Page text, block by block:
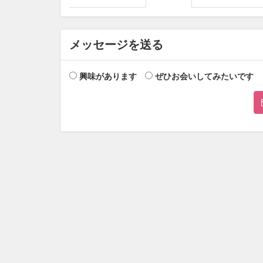
メッセージを送る
興味があります ぜひお会いしてみたいです